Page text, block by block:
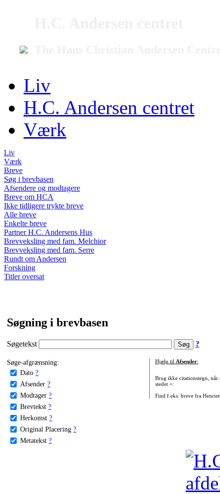
Liv
H.C. Andersen centret
Værk
Liv
Værk
Breve
Søg i brevbasen
Afsendere og modtagere
Breve om HCA
Ikke tidligere trykte breve
Alle breve
Enkelte breve
Partner H.C. Andersens Hus
Brevveksling med fam. Melchior
Brevveksling med fam. Serre
Rundt om Andersen
Forskning
Titler oversat
Søgning i brevbasen
Søgetekst ?
Søge-afgrænsning:
Dato ?
Afsender ?
Modtager ?
Brevtekst ?
Herkomst ?
Original Placering ?
Metatekst ?
Hjælp til Afsender:
Brug ikke citationstegn, når
stedet +:
Find f.eks. breve fra